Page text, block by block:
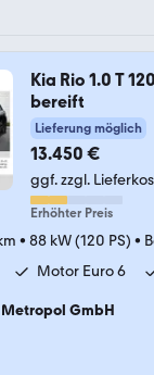
Kia Rio 1.0 T
bereift
Lieferung möglich
13.450 €
ggf. zzgl.
Erhöhter Preis
• 88 kW (120 PS) •
Motor Euro 6
GmbH